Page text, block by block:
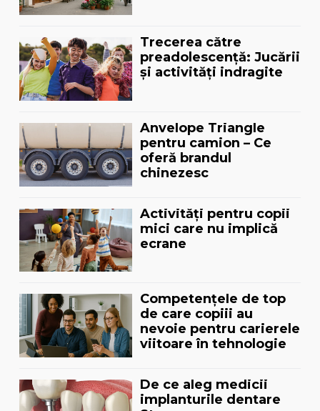
Trecerea către
preadolescență: Jucării
și activități indragite
Anvelope Triangle
pentru camion – Ce
oferă brandul
chinezesc
Activități pentru copii
mici care nu implică
ecrane
Competențele de top
de care copiii au
nevoie pentru carierele
viitoare în tehnologie
De ce aleg medicii
implanturile dentare